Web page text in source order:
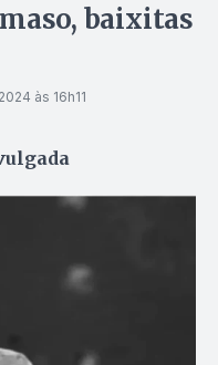
baixitas
às 16h11